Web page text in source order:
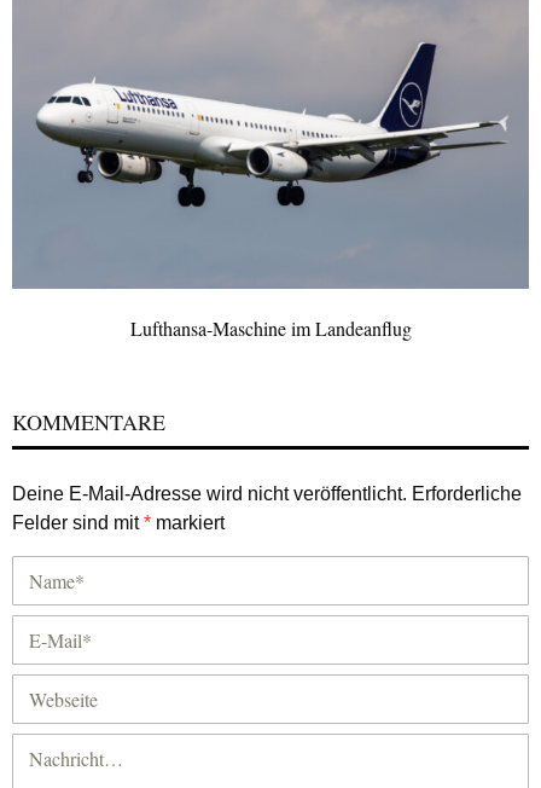
Lufthansa-Maschine im Landeanflug
KOMMENTARE
Deine E-Mail-Adresse wird nicht veröffentlicht. Erforderliche
Felder sind mit* markiert